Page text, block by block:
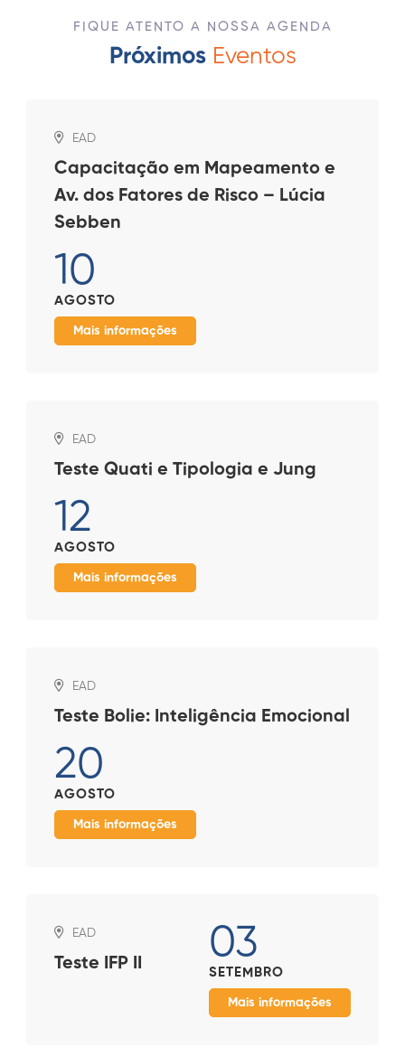
FIQUE ATENTO A NOSSA AGENDA
Próximos Eventos
EAD
Capacitação em Mapeamento e
Av. dos Fatores de Risco – Lúcia
Sebben
10
AGOSTO
Mais informações
EAD
Teste Quati e Tipologia e Jung
12
AGOSTO
Mais informações
EAD
Teste Bolie: Inteligência Emocional
20
AGOSTO
Mais informações
EAD
Teste IFP II 03
SETEMBRO
Mais informações